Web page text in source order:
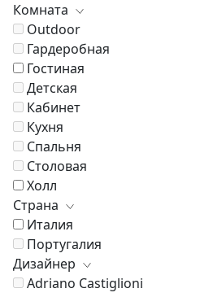
Комната
Outdoor
Гардеробная
Гостиная
Детская
Кабинет
Кухня
Спальня
Столовая
Холл
Страна
Италия
Португалия
Дизайнер
Adriano Castiglioni